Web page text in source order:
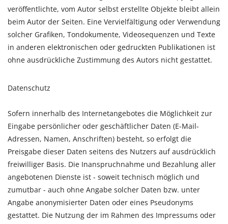
veröffentlichte, vom Autor selbst erstellte Objekte bleibt allein
beim Autor der Seiten. Eine Vervielfältigung oder Verwendung
solcher Grafiken, Tondokumente, Videosequenzen und Texte
in anderen elektronischen oder gedruckten Publikationen ist
ohne ausdrückliche Zustimmung des Autors nicht gestattet.
Datenschutz
Sofern innerhalb des Internetangebotes die Möglichkeit zur
Eingabe persönlicher oder geschäftlicher Daten (E-Mail-
Adressen, Namen, Anschriften) besteht, so erfolgt die
Preisgabe dieser Daten seitens des Nutzers auf ausdrücklich
freiwilliger Basis. Die Inanspruchnahme und Bezahlung aller
angebotenen Dienste ist - soweit technisch möglich und
zumutbar - auch ohne Angabe solcher Daten bzw. unter
Angabe anonymisierter Daten oder eines Pseudonyms
gestattet. Die Nutzung der im Rahmen des Impressums oder